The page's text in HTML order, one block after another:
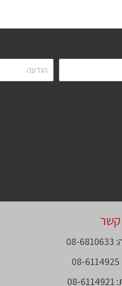
קשר